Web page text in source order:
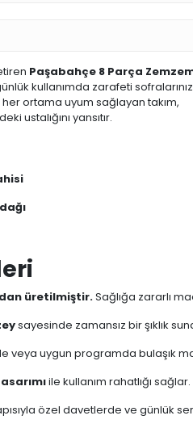
Paşabahçe 8 Parça Zemzem
kullanımda zarafeti
ortama uyum sağlayan takım,
ustalığını yansıtır.
üretilmiştir.Sağlığa zararlı
sayesinde zamansız bir şıklık
veya uygun programda bulaşık
ile kullanım rahatlığı sağlar.
özel davetlerde ve günlük